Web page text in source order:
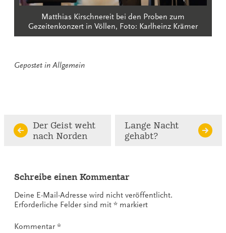
Matthias Kirschnereit bei den Proben zum
Gezeitenkonzert in Völlen, Foto: Karlheinz Krämer
Gepostet in Allgemein
Continue
Reading
Der Geist weht
nach Norden
Lange Nacht
gehabt?
Schreibe einen Kommentar
Deine E-Mail-Adresse wird nicht veröffentlicht.
Erforderliche Felder sind mit * markiert
Kommentar*